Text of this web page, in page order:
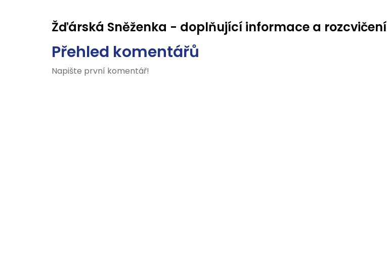
Žďárská Sněženka - doplňující informace a rozcvičení
Přehled komentářů
Napište první komentář!